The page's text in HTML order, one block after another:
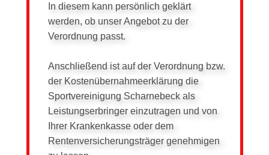
In diesem kann persönlich geklärt
werden, ob unser Angebot zu der
Verordnung passt.
Anschließend ist auf der Verordnung bzw.
der Kostenübernahmeerklärung die
Sportvereinigung Scharnebeck als
Leistungserbringer einzutragen und von
Ihrer Krankenkasse oder dem
Rentenversicherungsträger genehmigen